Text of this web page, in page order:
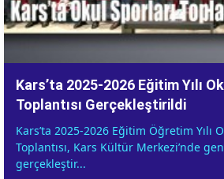
Kars’ta 2025-2026 Eğitim Yılı
Toplantısı Gerçekleştirildi
Kars’ta 2025-2026 Eğitim Öğretim Yılı
Toplantısı, Kars Kültür Merkezi’nde
gerçekleştir...